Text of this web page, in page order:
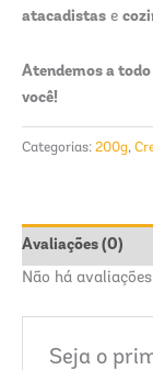
atacadistas e
Atendemos a
você!
Categorias: 200g,
Avaliações (0)
Não há
Seja o